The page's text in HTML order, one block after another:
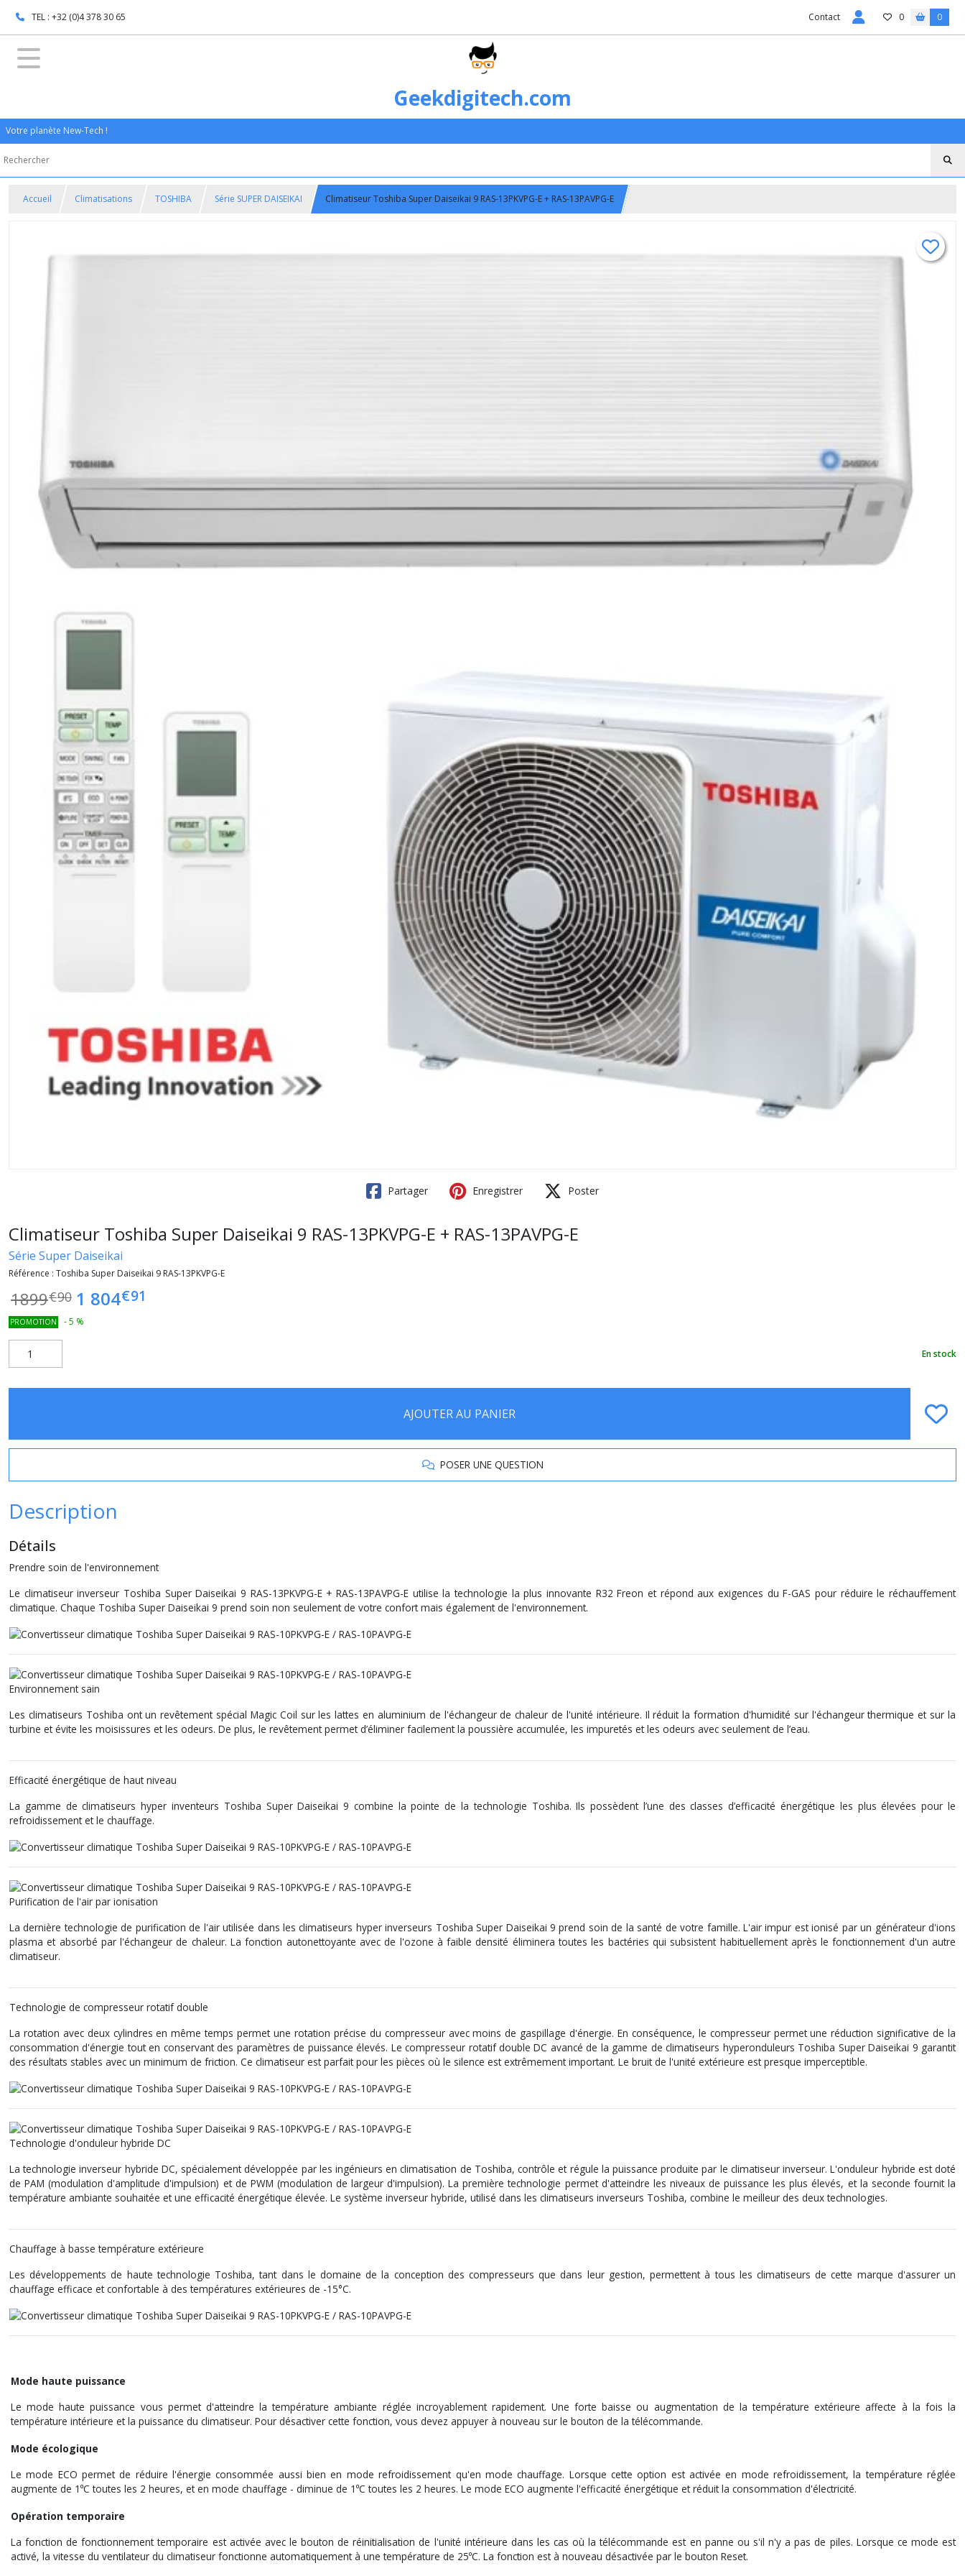
TEL : +32 (0)4 378 30 65 Contact 0 0
Geekdigitech.com
Votre planète New-Tech !
Accueil Climatisations TOSHIBA Série SUPER DAISEIKAI Climatiseur Toshiba Super Daiseikai 9 RAS-13PKVPG-E + RAS-13PAVPG-E
Partager Enregistrer Poster
Climatiseur Toshiba Super Daiseikai 9 RAS-13PKVPG-E + RAS-13PAVPG-E
Série Super Daiseikai
Référence : Toshiba Super Daiseikai 9 RAS-13PKVPG-E
1899€90 1 804€91
PROMOTION -5 %
En stock
AJOUTER AU PANIER
POSER UNE QUESTION
Description
Détails
Prendre soin de l'environnement
Le climatiseur inverseur Toshiba Super Daiseikai 9 RAS-13PKVPG-E + RAS-13PAVPG-E utilise la technologie la plus innovante R32 Freon et répond aux exigences du F-GAS pour réduire le réchauffement
climatique. Chaque Toshiba Super Daiseikai 9 prend soin non seulement de votre confort mais également de l'environnement.
Environnement sain
Les climatiseurs Toshiba ont un revêtement spécial Magic Coil sur les lattes en aluminium de l'échangeur de chaleur de l'unité intérieure. Il réduit la formation d'humidité sur l'échangeur thermique et sur la
turbine et évite les moisissures et les odeurs. De plus, le revêtement permet d’éliminer facilement la poussière accumulée, les impuretés et les odeurs avec seulement de l’eau.
Efficacité énergétique de haut niveau
La gamme de climatiseurs hyper inventeurs Toshiba Super Daiseikai 9 combine la pointe de la technologie Toshiba. Ils possèdent l’une des classes d’efficacité énergétique les plus élevées pour le
refroidissement et le chauffage.
Purification de l'air par ionisation
La dernière technologie de purification de l'air utilisée dans les climatiseurs hyper inverseurs Toshiba Super Daiseikai 9 prend soin de la santé de votre famille. L'air impur est ionisé par un générateur d'ions
plasma et absorbé par l'échangeur de chaleur. La fonction autonettoyante avec de l'ozone à faible densité éliminera toutes les bactéries qui subsistent habituellement après le fonctionnement d'un autre
climatiseur.
Technologie de compresseur rotatif double
La rotation avec deux cylindres en même temps permet une rotation précise du compresseur avec moins de gaspillage d'énergie. En conséquence, le compresseur permet une réduction significative de la
consommation d'énergie tout en conservant des paramètres de puissance élevés. Le compresseur rotatif double DC avancé de la gamme de climatiseurs hyperonduleurs Toshiba Super Daiseikai 9 garantit
des résultats stables avec un minimum de friction. Ce climatiseur est parfait pour les pièces où le silence est extrêmement important. Le bruit de l'unité extérieure est presque imperceptible.
Technologie d'onduleur hybride DC
La technologie inverseur hybride DC, spécialement développée par les ingénieurs en climatisation de Toshiba, contrôle et régule la puissance produite par le climatiseur inverseur. L'onduleur hybride est doté
de PAM (modulation d'amplitude d'impulsion) et de PWM (modulation de largeur d'impulsion). La première technologie permet d'atteindre les niveaux de puissance les plus élevés, et la seconde fournit la
température ambiante souhaitée et une efficacité énergétique élevée. Le système inverseur hybride, utilisé dans les climatiseurs inverseurs Toshiba, combine le meilleur des deux technologies.
Chauffage à basse température extérieure
Les développements de haute technologie Toshiba, tant dans le domaine de la conception des compresseurs que dans leur gestion, permettent à tous les climatiseurs de cette marque d'assurer un
chauffage efficace et confortable à des températures extérieures de -15°С.
Mode haute puissance
Le mode haute puissance vous permet d'atteindre la température ambiante réglée incroyablement rapidement. Une forte baisse ou augmentation de la température extérieure affecte à la fois la
température intérieure et la puissance du climatiseur. Pour désactiver cette fonction, vous devez appuyer à nouveau sur le bouton de la télécommande.
Mode écologique
Le mode ECO permet de réduire l'énergie consommée aussi bien en mode refroidissement qu'en mode chauffage. Lorsque cette option est activée en mode refroidissement, la température réglée
augmente de 1⁰C toutes les 2 heures, et en mode chauffage - diminue de 1⁰C toutes les 2 heures. Le mode ECO augmente l'efficacité énergétique et réduit la consommation d'électricité.
Opération temporaire
La fonction de fonctionnement temporaire est activée avec le bouton de réinitialisation de l'unité intérieure dans les cas où la télécommande est en panne ou s'il n'y a pas de piles. Lorsque ce mode est
activé, la vitesse du ventilateur du climatiseur fonctionne automatiquement à une température de 25⁰C. La fonction est à nouveau désactivée par le bouton Reset.